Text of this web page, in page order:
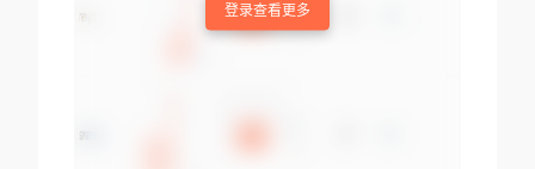
登录查看更多